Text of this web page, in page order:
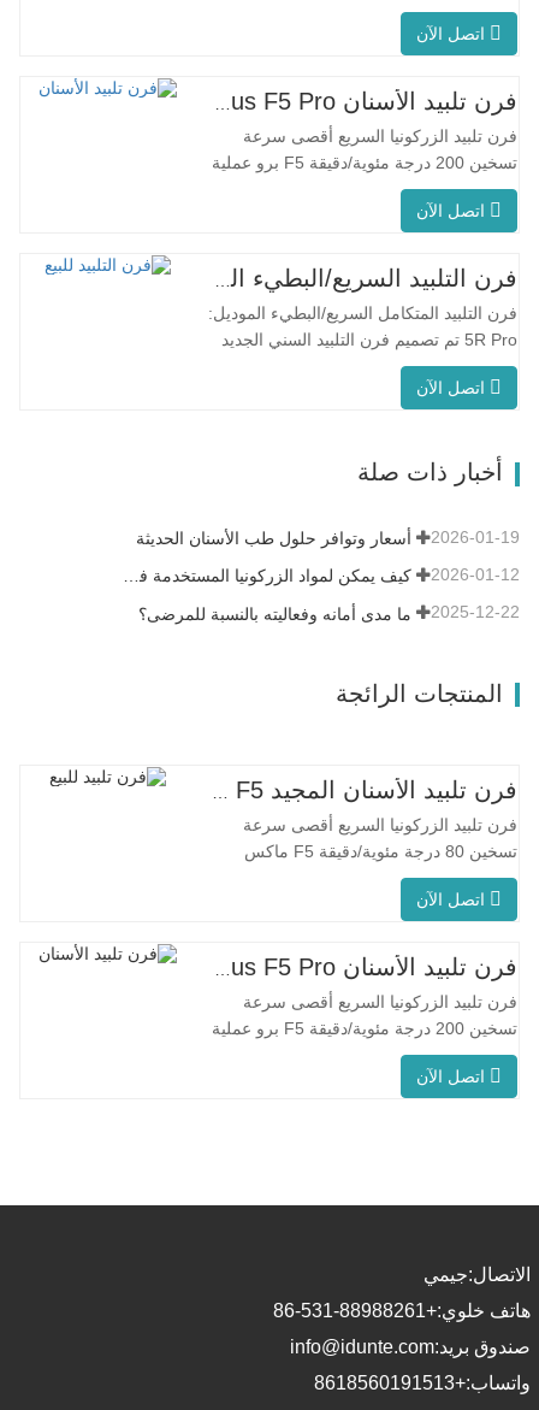
عملية مبتكرة درجة حرارة الفرن الموحدة
المحيطي بزاوية 360 درجة درجة حرارة
للتطبيقات المخبرية بفضل معدل…
اتصل الآن
فرن تلبيد الزركونيا السريع أقصى سرعة
تسخين 200 درجة مئوية/دقيقة F5 برو عملية
المحيطي بزاوية 360 درجة درجة حرارة
موحدة للفرن ونتائج تلبيد متسقة. يُعد جهاز
F5 Pro مثاليًا للاستخدام…
اتصل الآن
فرن التلبيد السريع/البطيء الرائع للأسنان
فرن التلبيد المتكامل السريع/البطيء الموديل:
5R Pro تم تصميم فرن التلبيد السني الجديد
خصيصًا لطب الأسنان، مع وقت إطلاق سريع
يصل إلى 90 دقيقة. إنه أكثر ذكاءً وكفاءةً، ممااتصل الآن
أخبار ذات صلة
أسعار وتوافر حلول طب الأسنان الحديثة 2026-01-19
كيف يمكن لمواد الزركونيا المستخدمة في طب الأسنان أن تساهم في نجاحك؟ 2026-01-12
ما مدى أمانه وفعاليته بالنسبة للمرضى؟ 2025-12-22
المنتجات الرائجة
فرن تلبيد الزركونيا السريع أقصى سرعة
تسخين 80 درجة مئوية/دقيقة F5 ماكس
عملية مبتكرة درجة حرارة الفرن الموحدة
المحيطي بزاوية 360 درجة درجة حرارة
للتطبيقات المخبرية بفضل معدل
اتصل الآن
فرن تلبيد الزركونيا السريع أقصى سرعة
تسخين 200 درجة مئوية/دقيقة F5 برو عملية
اتصل الآن
الاتصال:جيمي
هاتف خلوي:+86-531-88988261
صندوق بريد:info@idunte.com
واتساب:+8618560191513